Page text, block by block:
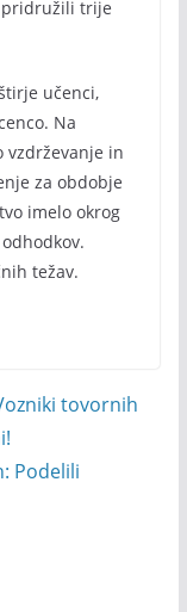
pridružili trije
učenci,
Na
vzdrževanje in
za obdobje
imelo okrog
težav.
tovornih
Podelili